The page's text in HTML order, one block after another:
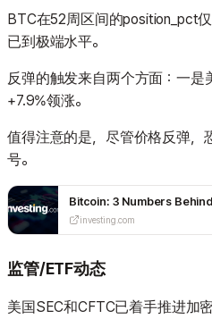
BTC在52周区间的position_pct
已到极端水平。
反弹的触发来自两个方面：一是
+7.9%领涨。
值得注意的是，尽管价格反弹，
号。
Bitcoin: 3 Numbers
investing.com
监管/ETF动态
美国SEC和CFTC已着手推进加